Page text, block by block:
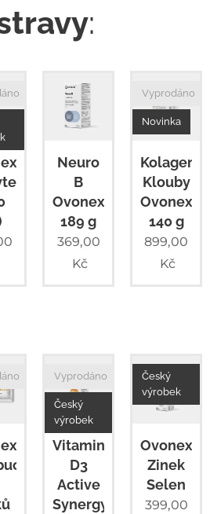
:
Neuro
B
Ovonex,
189 g
369,00
Kč
Kolagen
Klouby
Ovonex
140 g
Vyprodáno
Novinka
899,00
Kč
Vitamin
D3
Active
Synergy
Vyprodáno
Český
výrobek
Ovonex
Zinek
Selen
Český
výrobek
399,00